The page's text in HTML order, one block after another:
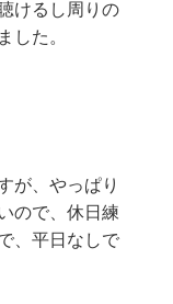
けるし周りの
した。
が、やっぱり
ので、休日練
、平日なしで